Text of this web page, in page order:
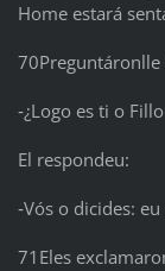
Home estará
70Preguntáronlle
‑¿Logo es ti o
El respondeu:
‑Vós o dicides: eu
71Eles